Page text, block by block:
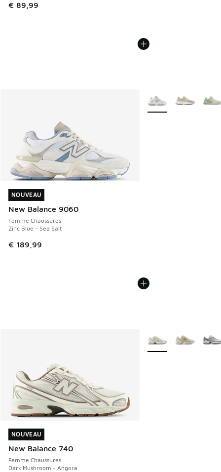
€ 89,99
NOUVEAU
New Balance 9060
Femme Chaussures
Zinc Blue - Sea Salt
€ 189,99
NOUVEAU
Plus de couleurs
NOUVEAU
New Balance 740
Femme Chaussures
Dark Mushroom - Angora
NOUVEAU
Plus de couleurs